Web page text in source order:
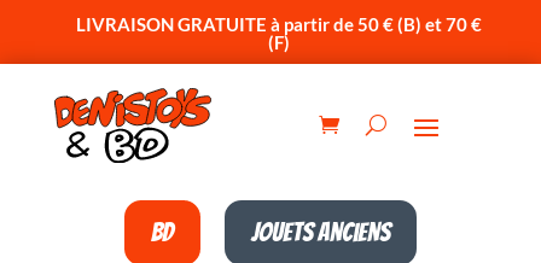
LIVRAISON GRATUITE à partir de 50 € (B) et 70 €
(F)
BD Jouets anciens